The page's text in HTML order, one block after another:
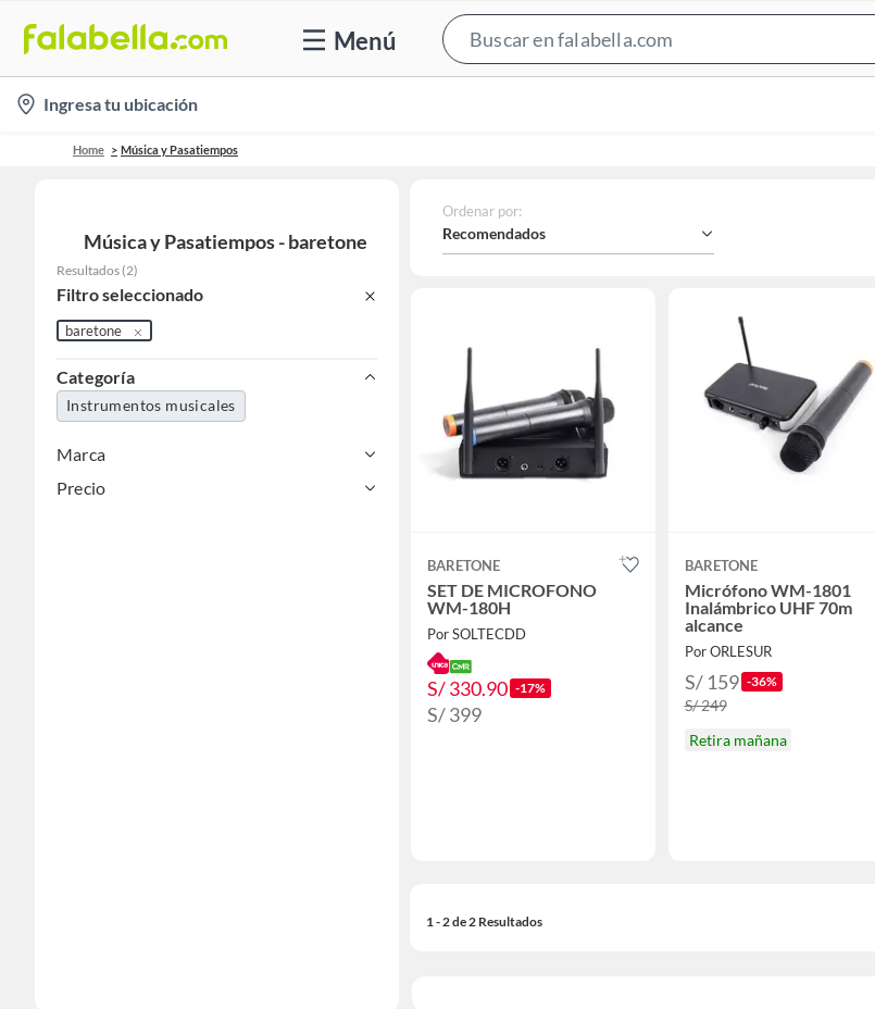
Menú
Bar
location-
icon
Ingresa tu ubicación
Home Música y Pasatiempos
Música y Pasatiempos - baretone
Resultados (2)
Filtro seleccionado
baretone
Categoría
Instrumentos musicales
Marca
Precio
Ordenar por:
Recomendados
BARETONE
SET DE MICROFONO
WM-180H
Por SOLTECDD
S/ 330.90 -17%
S/ 399
BARETONE
Micrófono WM-1801
Inalámbrico UHF 70m
alcance
Por ORLESUR
S/ 159 -36%
S/ 249
Retira mañana
1 - 2 de 2 Resultados